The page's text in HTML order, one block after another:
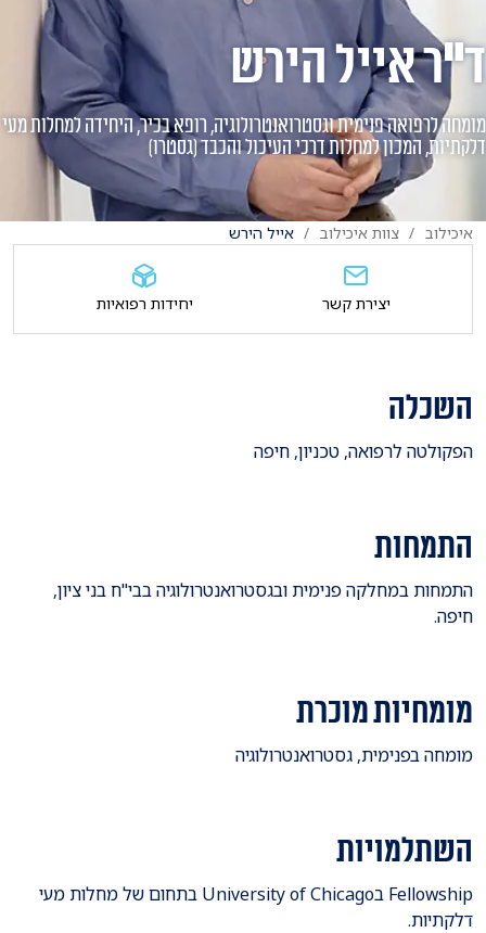
ד"ר אייל הירש
מומחה לרפואה פנימית וגסטרואנטרולוגיה, רופא בכיר, היחידה למחלות מעי
דלקתיות, המכון למחלות דרכי העיכול והכבד (גסטרו)
איכילוב צוות איכילוב אייל הירש
השכלה
​הפקולטה לרפואה, טכניון, חיפה
התמחות
​התמחות במחלקה פנימית ובגסטרואנטרולוגיה בבי"ח בני ציון,
חיפה.
מומחיות מוכרת
​מומחה בפנימית, גסטרואנטרולוגיה
השתלמויות
​Fellowship בUniversity of Chicago בתחום של מחלות מעי
דלקתיות.
יצירת קשר יחידות רפואיות